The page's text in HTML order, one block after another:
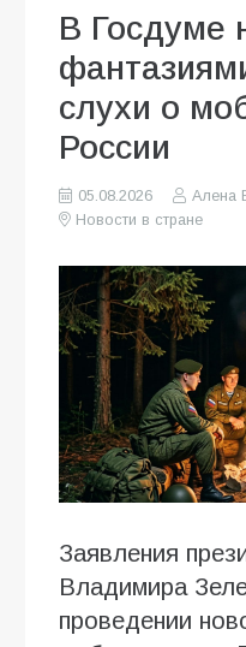
В Госдуме
слухи о
России
05.08.2026
Алена
Новости в стране
Заявления
Владимира
проведении